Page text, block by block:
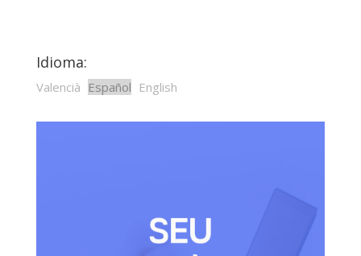
Idioma:
Valencià Español English